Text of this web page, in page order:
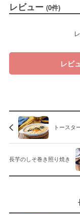
レビュー (0件)
レビ
トースタ
長芋のしそ巻き照り焼き